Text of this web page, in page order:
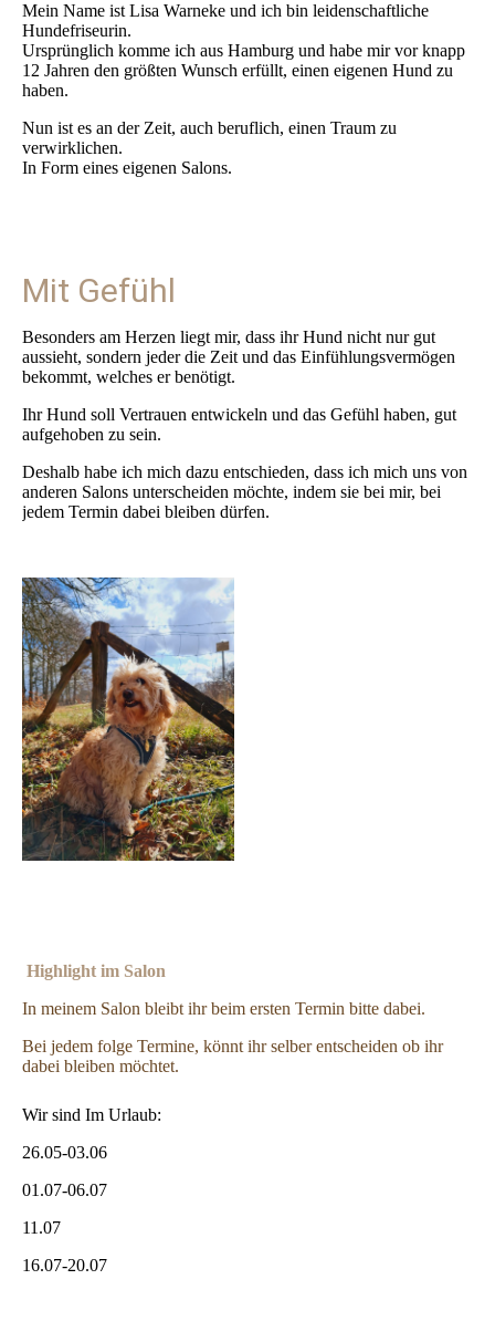
Mein Name ist Lisa Warneke und ich bin leidenschaftliche
Hundefriseurin.
Ursprünglich komme ich aus Hamburg und habe mir vor knapp
12 Jahren den größten Wunsch erfüllt, einen eigenen Hund zu
haben.
Nun ist es an der Zeit, auch beruflich, einen Traum zu
verwirklichen.
In Form eines eigenen Salons.
Mit Gefühl
Besonders am Herzen liegt mir, dass ihr Hund nicht nur gut
aussieht, sondern jeder die Zeit und das Einfühlungsvermögen
bekommt, welches er benötigt.
Ihr Hund soll Vertrauen entwickeln und das Gefühl haben, gut
aufgehoben zu sein.
Deshalb habe ich mich dazu entschieden, dass ich mich uns von
anderen Salons unterscheiden möchte, indem sie bei mir, bei
jedem Termin dabei bleiben dürfen.
Highlight im Salon
In meinem Salon bleibt ihr beim ersten Termin bitte dabei.
Bei jedem folge Termine, könnt ihr selber entscheiden ob ihr
dabei bleiben möchtet.
Wir sind Im Urlaub:
26.05-03.06
01.07-06.07
11.07
16.07-20.07